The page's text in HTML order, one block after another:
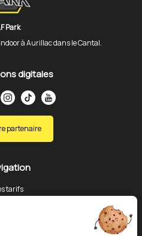
Park
à Aurillac dans le Cantal.
digitales
partenaire
tarifs